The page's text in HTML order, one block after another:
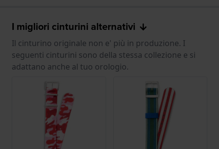
I migliori cinturini alternativi
Il cinturino originale non e' più in produzione. I
seguenti cinturini sono della stessa collezione e si
adattano anche al tuo orologio.